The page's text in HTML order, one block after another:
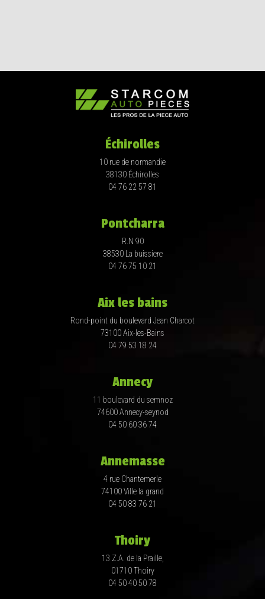
Échirolles
10 rue de normandie
38130 Échirolles
04 76 22 57 81
Pontcharra
R.N 90
38530 La buissiere
04 76 75 10 21
Aix les bains
Rond-point du boulevard Jean Charcot
73100 Aix-les-Bains
04 79 53 18 24
Annecy
11 boulevard du semnoz
74600 Annecy-seynod
04 50 60 36 74
Annemasse
4 rue Chantemerle
74100 Ville la grand
04 50 83 76 21
Thoiry
13 Z.A. de la Praille,
01710 Thoiry
04 50 40 50 78